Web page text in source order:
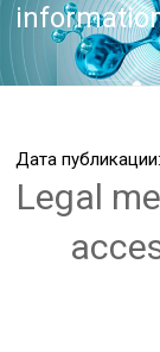
Дата
Legal